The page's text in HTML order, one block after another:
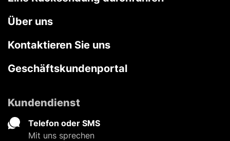
Über uns
Kontaktieren Sie uns
Geschäftskundenportal
Kundendienst
Telefon oder SMS
Mit uns sprechen